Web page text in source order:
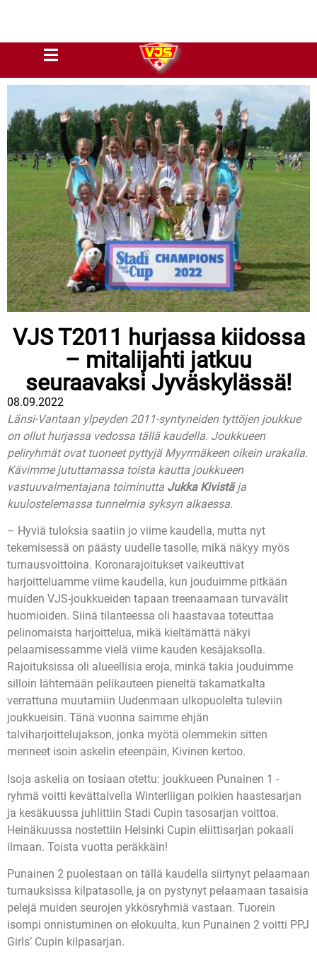
VJS T2011 hurjassa kiidossa
– mitalijahti jatkuu
seuraavaksi Jyväskylässä!
08.09.2022
Länsi-Vantaan ylpeyden 2011-syntyneiden tyttöjen joukkue
on ollut hurjassa vedossa tällä kaudella. Joukkueen
peliryhmät ovat tuoneet pyttyjä Myyrmäkeen oikein urakalla.
Kävimme jututtamassa toista kautta joukkueen
vastuuvalmentajana toiminutta Jukka Kivistäja
kuulostelemassa tunnelmia syksyn alkaessa.
– Hyviä tuloksia saatiin jo viime kaudella, mutta nyt
tekemisessä on päästy uudelle tasolle, mikä näkyy myös
turnausvoittoina. Koronarajoitukset vaikeuttivat
harjoitteluamme viime kaudella, kun jouduimme pitkään
muiden VJS-joukkueiden tapaan treenaamaan turvavälit
huomioiden. Siinä tilanteessa oli haastavaa toteuttaa
pelinomaista harjoittelua, mikä kieltämättä näkyi
pelaamisessamme vielä viime kauden kesäjaksolla.
Rajoituksissa oli alueellisia eroja, minkä takia jouduimme
silloin lähtemään pelikauteen pieneltä takamatkalta
verrattuna muutamiin Uudenmaan ulkopuolelta tuleviin
joukkueisin. Tänä vuonna saimme ehjän
talviharjoittelujakson, jonka myötä olemmekin sitten
menneet isoin askelin eteenpäin, Kivinen kertoo.
Isoja askelia on tosiaan otettu: joukkueen Punainen 1 -
ryhmä voitti kevättalvella Winterliigan poikien haastesarjan
ja kesäkuussa juhlittiin Stadi Cupin tasosarjan voittoa.
Heinäkuussa nostettiin Helsinki Cupin eliittisarjan pokaali
ilmaan. Toista vuotta peräkkäin!
Punainen 2 puolestaan on tällä kaudella siirtynyt pelaamaan
turnauksissa kilpatasolle, ja on pystynyt pelaamaan tasaisia
pelejä muiden seurojen ykkösryhmiä vastaan. Tuorein
isompi onnistuminen on elokuulta, kun Punainen 2 voitti PPJ
Girls’ Cupin kilpasarjan.